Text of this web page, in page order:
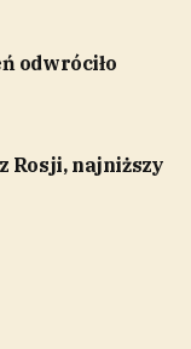
odwróciło
Rosji, najniższy